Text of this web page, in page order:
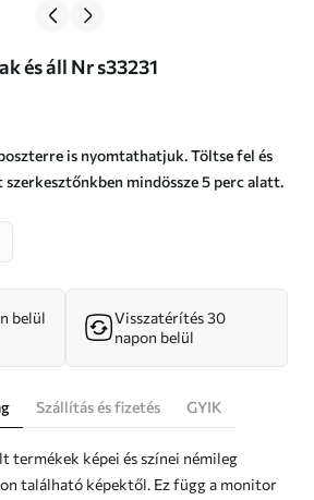
Orr, ajak és áll Nr s33231
is nyomtathatjuk. Töltse fel és
mindössze 5 perc alatt.
belül
Visszatérítés 30
napon belül
Szállítás és fizetés GYIK
termékek képei és színei némileg
található képektől. Ez függ a monitor